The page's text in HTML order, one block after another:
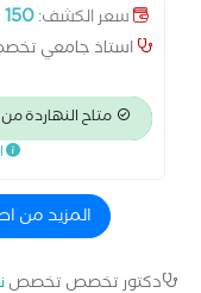
سعر الكشف:150
استاذ جامعي
متاح النهاردة من 3:00 مساءً
المزيد من
دكتور تخصص تخصص